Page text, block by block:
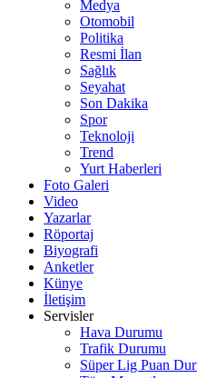
Medya
Otomobil
Politika
Resmi İlan
Sağlık
Seyahat
Son Dakika
Spor
Teknoloji
Trend
Yurt Haberleri
Foto Galeri
Video
Yazarlar
Röportaj
Biyografi
Anketler
Künye
İletişim
Servisler
Hava Durumu
Trafik Durumu
Süper Lig Puan